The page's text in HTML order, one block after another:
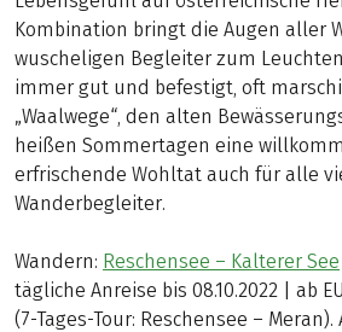
Kombination bringt die Augen aller
wuscheligen Begleiter zum
immer gut und befestigt, oft
„Waalwege“, den alten
heißen Sommertagen eine
erfrischende Wohltat auch für alle
Wanderbegleiter.
Wandern: Reschensee – Kalterer See
tägliche Anreise bis 08.10.2022 | ab
(7-Tages-Tour: Reschensee – Meran).